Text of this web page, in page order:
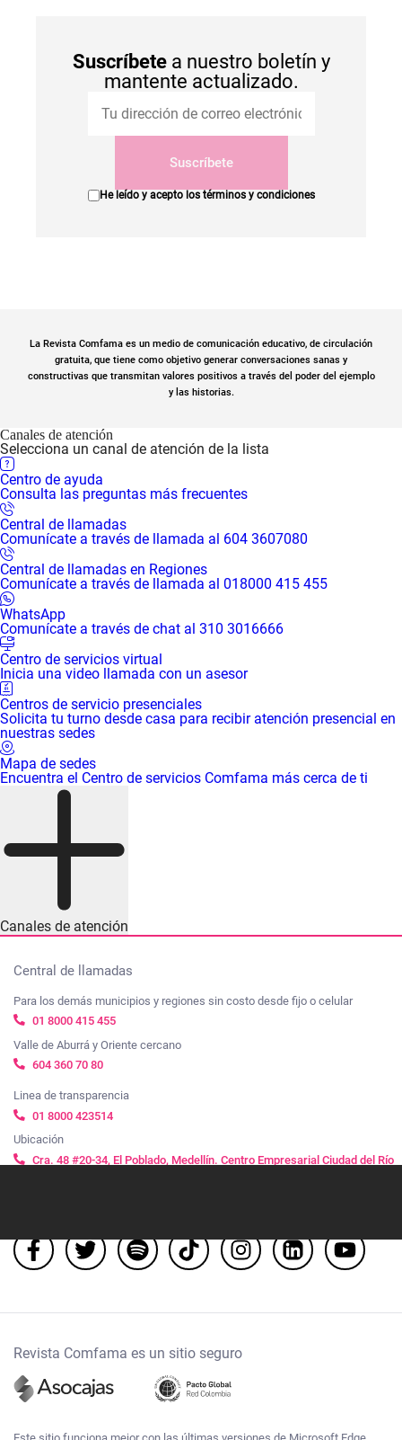
Suscríbetea nuestro boletín y
mantente actualizado.
Suscríbete
He leído y acepto los términos y condiciones
La Revista Comfama es un medio de comunicación educativo, de circulación
gratuita, que tiene como objetivo generar conversaciones sanas y
constructivas que transmitan valores positivos a través del poder del ejemplo
y las historias.
Canales de atención
Selecciona un canal de atención de la lista
Centro de ayuda
Consulta las preguntas más frecuentes
Central de llamadas
Comunícate a través de llamada al 604 3607080
Central de llamadas en Regiones
Comunícate a través de llamada al 018000 415 455
WhatsApp
Comunícate a través de chat al 310 3016666
Centro de servicios virtual
Inicia una video llamada con un asesor
Centros de servicio presenciales
Solicita tu turno desde casa para recibir atención presencial en
nuestras sedes
Mapa de sedes
Encuentra el Centro de servicios Comfama más cerca de ti
Canales de atención
Central de llamadas
Para los demás municipios y regiones sin costo desde fijo o celular
01 8000 415 455
Valle de Aburrá y Oriente cercano
604 360 70 80
Linea de transparencia
01 8000 423514
Ubicación
Cra. 48 #20-34, El Poblado, Medellín. Centro Empresarial Ciudad del Río
Revista Comfama es un sitio seguro